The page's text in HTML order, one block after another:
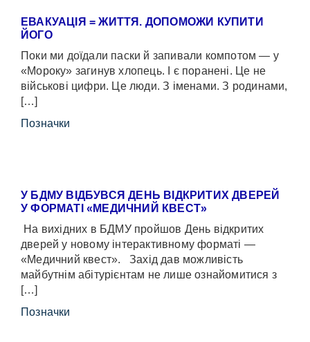
ЕВАКУАЦІЯ = ЖИТТЯ. ДОПОМОЖИ КУПИТИ
ЙОГО
Поки ми доїдали паски й запивали компотом — у
«Мороку» загинув хлопець. І є поранені. Це не
військові цифри. Це люди. З іменами. З родинами,
[…]
Позначки
У БДМУ ВІДБУВСЯ ДЕНЬ ВІДКРИТИХ ДВЕРЕЙ
У ФОРМАТІ «МЕДИЧНИЙ КВЕСТ»
На вихідних в БДМУ пройшов День відкритих
дверей у новому інтерактивному форматі —
«Медичний квест». Захід дав можливість
майбутнім абітурієнтам не лише ознайомитися з
[…]
Позначки